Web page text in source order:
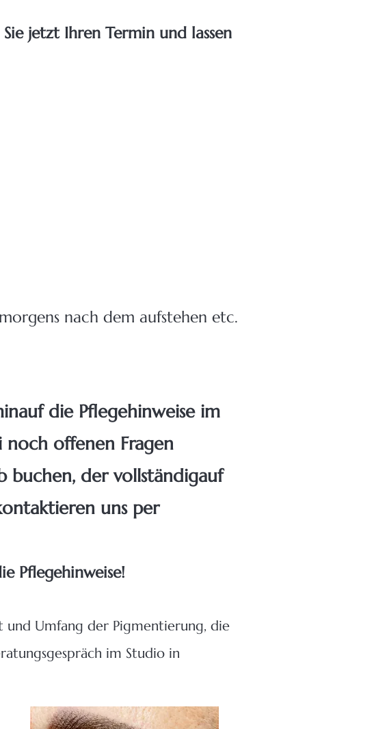
jetzt Ihren Termin und lassen
nach dem aufstehen etc.
auf die Pflegehinweise im
offenen Fragen
buchen, der vollständigauf
uns per
Pflegehinweise!
Umfang der Pigmentierung, die
im Studio in